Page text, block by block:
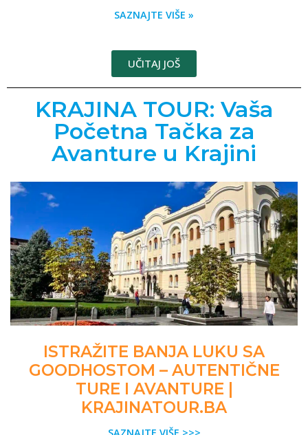
SAZNAJTE VIŠE »
UČITAJ JOŠ
KRAJINA TOUR: Vaša
Početna Tačka za
Avanture u Krajini
ISTRAŽITE BANJA LUKU SA
GOODHOSTOM – AUTENTIČNE
TURE I AVANTURE |
KRAJINATOUR.BA
SAZNAJTE VIŠE >>>